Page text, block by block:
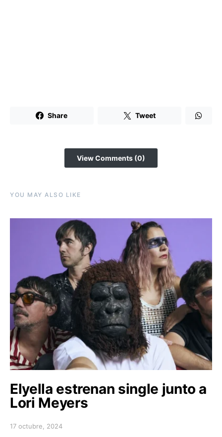
Share Tweet
View Comments (0)
YOU MAY ALSO LIKE
Elyella estrenan single junto a
Lori Meyers
Posted on
17 octubre, 2024